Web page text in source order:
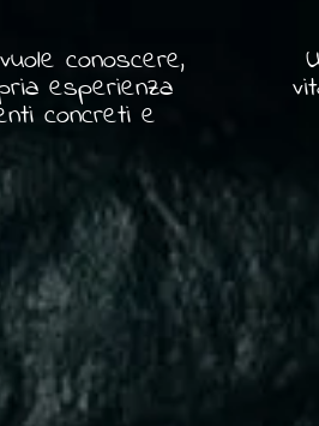
conoscere,
esperienza
concreti e